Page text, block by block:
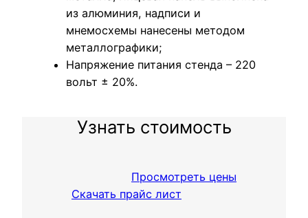
из алюминия, надписи и
мнемосхемы нанесены методом
металлографики;
Напряжение питания стенда – 220
вольт ± 20%.
Узнать стоимость
Просмотреть цены
Скачать прайс лист